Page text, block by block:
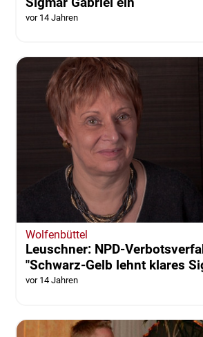
vor 14 Jahren
Wolfenbüttel
Leuschner: NPD-
"Schwarz-Gelb lehnt klares
vor 14 Jahren